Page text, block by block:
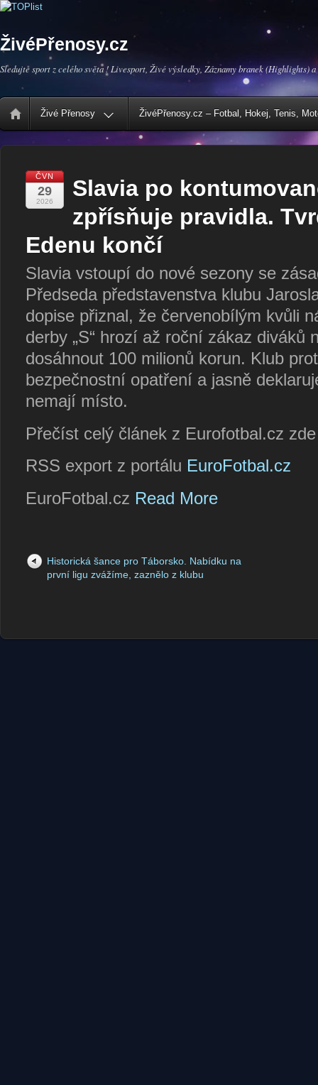
ŽivéPřenosy.cz
Sledujte sport z celého světa ! Livesport, Živé výsledky, Záznamy branek (Highlights) a
Živé Přenosy ŽivéPřenosy.cz – Fotbal, Hokej, Tenis,
ČVN
29
2026
Slavia po
zpřísňuje pravidla.
Edenu končí
Slavia vstoupí do nové sezony se
Předseda představenstva klubu
dopise přiznal, že červenobílým kvůli
derby „S“ hrozí až roční zákaz diváků
dosáhnout 100 milionů korun. Klub
bezpečnostní opatření a jasně
nemají místo.
Přečíst celý článek z Eurofotbal.cz
RSS export z portálu EuroFotbal.cz
EuroFotbal.cz Read More
Historická šance pro Táborsko. Nabídku na
první ligu zvážíme, zaznělo z klubu